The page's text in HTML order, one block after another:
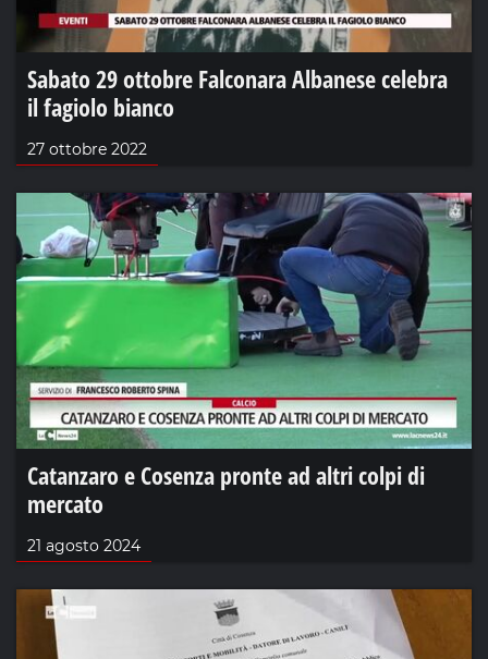
Sabato 29 ottobre Falconara Albanese celebra
il fagiolo bianco
27 ottobre 2022
Catanzaro e Cosenza pronte ad altri colpi di
mercato
21 agosto 2024